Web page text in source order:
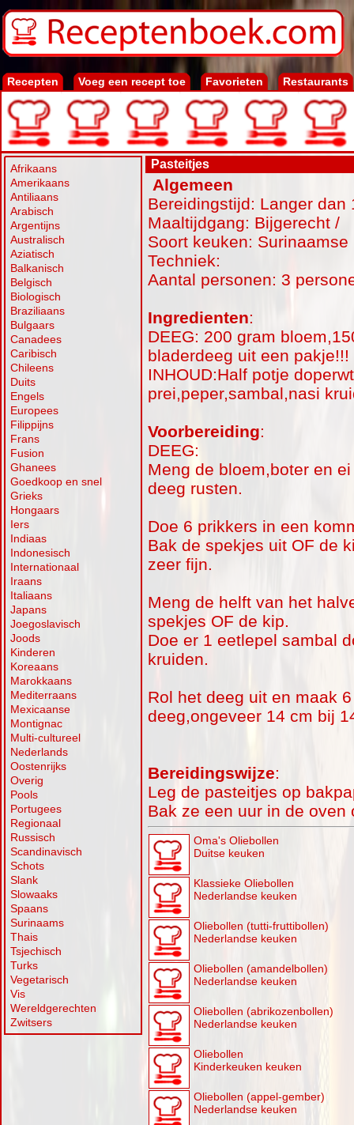
Recepten Voeg een recept toe Favorieten Restaurants
Afrikaans
Amerikaans
Antiliaans
Arabisch
Argentijns
Australisch
Aziatisch
Balkanisch
Belgisch
Biologisch
Braziliaans
Bulgaars
Canadees
Caribisch
Chileens
Duits
Engels
Europees
Filippijns
Frans
Fusion
Ghanees
Goedkoop en snel
Grieks
Hongaars
Iers
Indiaas
Indonesisch
Internationaal
Iraans
Italiaans
Japans
Joegoslavisch
Joods
Kinderen
Koreaans
Marokkaans
Mediterraans
Mexicaanse
Montignac
Multi-cultureel
Nederlands
Oostenrijks
Overig
Pools
Portugees
Regionaal
Russisch
Scandinavisch
Schots
Slank
Slowaaks
Spaans
Surinaams
Thais
Tsjechisch
Turks
Vegetarisch
Vis
Wereldgerechten
Zwitsers
Pasteitjes
Algemeen
Bereidingstijd: Langer dan
Maaltijdgang: Bijgerecht /
Soort keuken: Surinaamse
Techniek:
Aantal personen: 3
Ingredienten:
DEEG: 200 gram
bladerdeeg uit een pakje!!!
INHOUD:Half potje
prei,peper,sambal,nasi
Voorbereiding:
DEEG:
Meng de bloem,boter en
deeg rusten.
Doe 6 prikkers in een
Bak de spekjes uit OF de
zeer fijn.
Meng de helft van het
spekjes OF de kip.
Doe er 1 eetlepel sambal
kruiden.
Rol het deeg uit en maak
deeg,ongeveer 14 cm bij
Bereidingswijze:
Leg de pasteitjes op
Bak ze een uur in de oven
Oma's Oliebollen
Duitse keuken
Klassieke Oliebollen
Nederlandse keuken
Oliebollen (tutti-fruttibollen)
Nederlandse keuken
Oliebollen (amandelbollen)
Nederlandse keuken
Oliebollen (abrikozenbollen)
Nederlandse keuken
Oliebollen
Kinderkeuken keuken
Oliebollen (appel-gember)
Nederlandse keuken